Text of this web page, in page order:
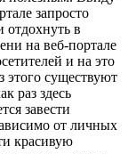
запросто
отдохнуть в
на веб-портале
и на это
этого существуют
раз здесь
завести
от личных
красивую